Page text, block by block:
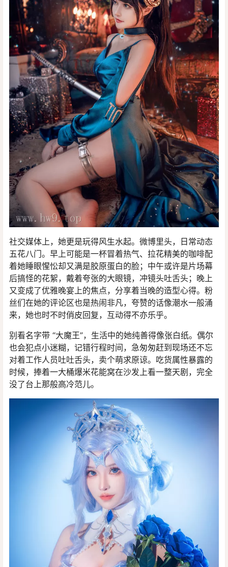
社交媒体上，她更是玩得风生水起。微博里头，日常动态
五花八门。早上可能是一杯冒着热气、拉花精美的咖啡配
着她睡眼惺忪却又满是胶原蛋白的脸；中午或许是片场幕
后搞怪的花絮，戴着夸张的大眼镜，冲镜头吐舌头；晚上
又变成了优雅晚宴上的焦点，分享着当晚的造型心得。粉
丝们在她的评论区也是热闹非凡，夸赞的话像潮水一般涌
来，她也时不时俏皮回复，互动得不亦乐乎。
别看名字带 “大魔王”，生活中的她纯善得像张白纸。偶尔
也会犯点小迷糊，记错行程时间，急匆匆赶到现场还不忘
对着工作人员吐吐舌头，卖个萌求原谅。吃货属性暴露的
时候，捧着一大桶爆米花能窝在沙发上看一整天剧，完全
没了台上那般高冷范儿。